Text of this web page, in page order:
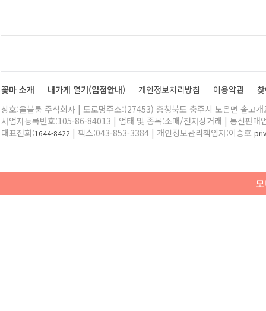
꽃마 소개 내가게 열기(입점안내) 개인정보처리방침 이용약관
상호:올블룸 주식회사 | 도로명주소:(27453) 충청북도 충주시 노은면 솔고
사업자등록번호:105-86-84013 | 업태 및 종목:소매/전자상거래 | 통신판매
대표전화:1644-8422 | 팩스:043-853-3384 | 개인정보관리책임자:이승호